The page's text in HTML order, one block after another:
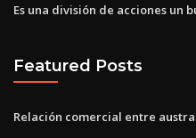
Es una división de acciones un
Featured Posts
Relación comercial entre